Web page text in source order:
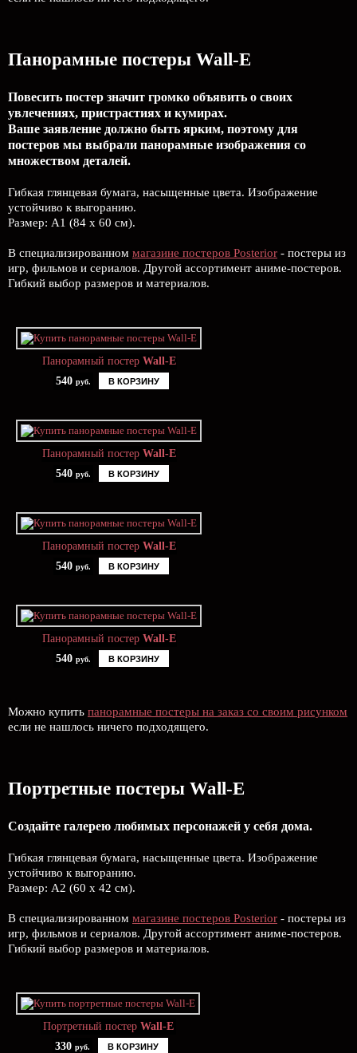
Панорамные постеры Wall-E
Повесить постер значит громко объявить о своих
увлечениях, пристрастиях и кумирах.
Ваше заявление должно быть ярким, поэтому для
постеров мы выбрали панорамные изображения со
множеством деталей.
Гибкая глянцевая бумага, насыщенные цвета. Изображение
устойчиво к выгоранию.
Размер: А1 (84 х 60 см).
В специализированном магазине постеров Posterior - постеры из
игр, фильмов и сериалов. Другой ассортимент аниме-постеров.
Гибкий выбор размеров и материалов.
Панорамный постер Wall-E
540 руб. В КОРЗИНУ
Панорамный постер Wall-E
540 руб. В КОРЗИНУ
Панорамный постер Wall-E
540 руб. В КОРЗИНУ
Панорамный постер Wall-E
540 руб. В КОРЗИНУ
Можно купить панорамные постеры на заказ со своим рисунком
если не нашлось ничего подходящего.
Портретные постеры Wall-E
Создайте галерею любимых персонажей у себя дома.
Гибкая глянцевая бумага, насыщенные цвета. Изображение
устойчиво к выгоранию.
Размер: А2 (60 х 42 см).
В специализированном магазине постеров Posterior - постеры из
игр, фильмов и сериалов. Другой ассортимент аниме-постеров.
Гибкий выбор размеров и материалов.
Портретный постер Wall-E
330 руб. В КОРЗИНУ